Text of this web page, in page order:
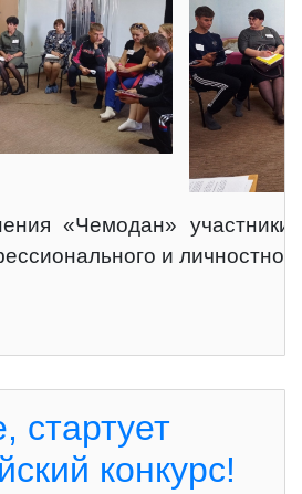
«Чемодан» участники
и
стартует
конкурс!